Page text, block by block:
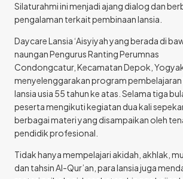
Silaturahmi ini menjadi ajang dialog dan
pengalaman terkait pembinaan lansia.
Daycare Lansia ‘Aisyiyah yang berada di
naungan Pengurus Ranting Perumnas
Condongcatur, Kecamatan Depok,
menyelenggarakan program pembelajaran
lansia usia 55 tahun ke atas. Selama tiga
peserta mengikuti kegiatan dua kali
berbagai materi yang disampaikan oleh
pendidik profesional.
Tidak hanya mempelajari akidah, akhlak,
dan tahsin Al-Qur’an, para lansia juga